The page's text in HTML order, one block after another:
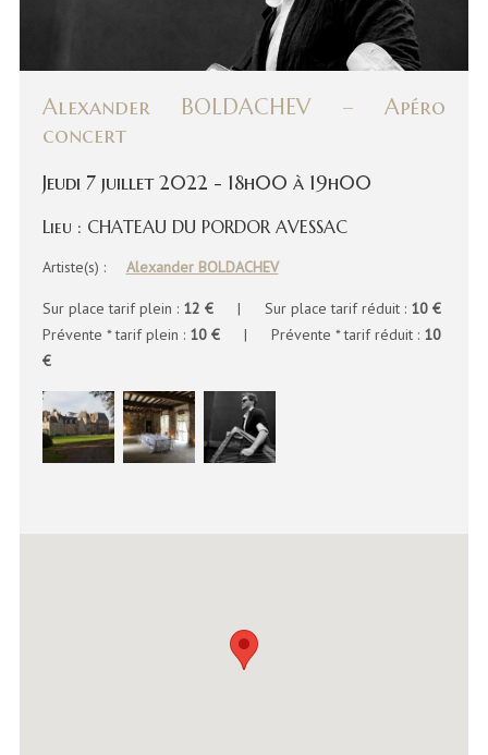
Alexander BOLDACHEV – Apéro
concert
Jeudi 7 juillet 2022 - 18h00 à 19h00
Lieu : CHATEAU DU PORDOR AVESSAC
Artiste(s) : Alexander BOLDACHEV
Sur place tarif plein : 12 €| Sur place tarif réduit : 10 €
Prévente * tarif plein : 10 €| Prévente * tarif réduit : 10
€